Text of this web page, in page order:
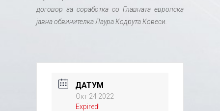
договор за соработка со Главната европска
јавна обвинителка Лаура Кодрута Ковеси.
ДАТУМ
Окт 24 2022
Expired!